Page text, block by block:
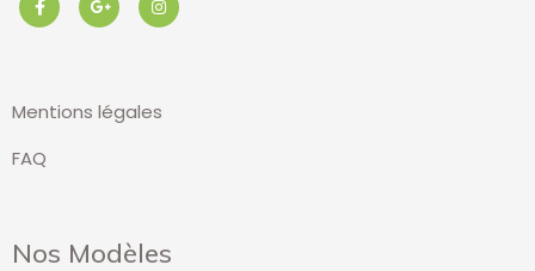
Mentions légales
FAQ
Nos Modèles